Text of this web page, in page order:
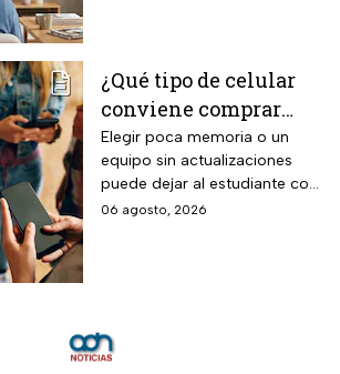
capacidad de gestión
mediante inteligencia artificial
con modo AI Auto Cooling
que ajusta automáticamente
el rendimiento según
¿Qué tipo de celular
conviene comprar
para el regreso a
clases? La guía según
el nivel escolar
Elegir poca memoria o un
equipo sin actualizaciones
puede dejar al estudiante con
un celular lento e
06 agosto, 2026